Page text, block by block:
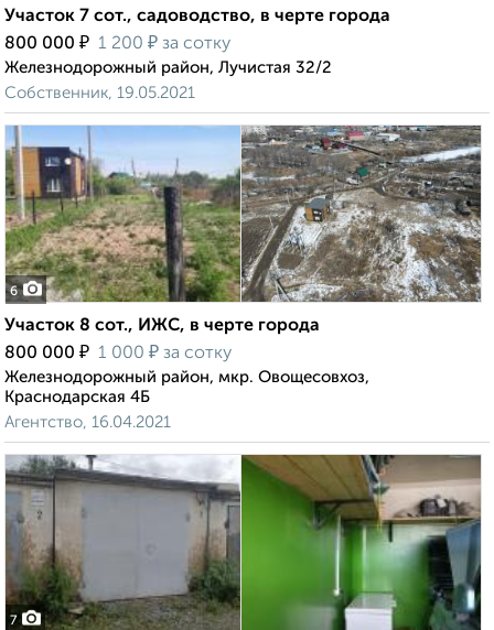
Участок 7 сот., садоводство, в черте города
800 000 ₽ 1 200 ₽ за сотку
Железнодорожный район, Лучистая 32/2
Собственник, 19.05.2021
6
Участок 8 сот., ИЖС, в черте города
800 000 ₽ 1 000 ₽ за сотку
Железнодорожный район, мкр. Овощесовхоз,
Краснодарская 4Б
Агентство, 16.04.2021
7